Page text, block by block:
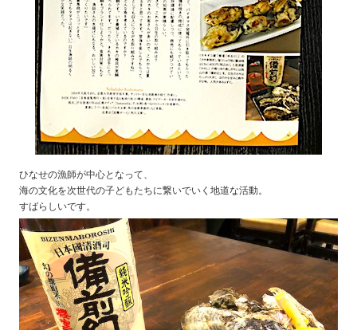
ひなせの漁師が中心となって、
海の文化を次世代の子どもたちに繋いでいく地道な活動。
すばらしいです。